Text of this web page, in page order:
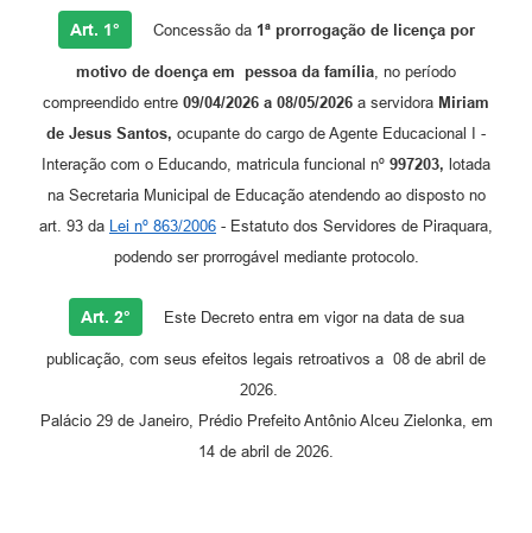
Art. 1° Concessão da 1ª prorrogação de licença por
motivo de doença em pessoa da família , no período
compreendido entre 09/04/2026 a 08/05/2026 a servidora Miriam
de Jesus Santos, ocupante do cargo de Agente Educacional I -
Interação com o Educando, matricula funcional nº 997203, lotada
na Secretaria Municipal de Educação atendendo ao disposto no
art. 93 da Lei nº 863/2006 - Estatuto dos Servidores de Piraquara,
podendo ser prorrogável mediante protocolo.
Art. 2° Este Decreto entra em vigor na data de sua
publicação, com seus efeitos legais retroativos a 08 de abril de
2026.
Palácio 29 de Janeiro, Prédio Prefeito Antônio Alceu Zielonka, em
14 de abril de 2026.